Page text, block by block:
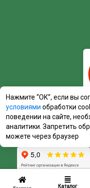
Каталог
Нажмите “ОК”, если вы
условиями обработки
поведении на сайте,
аналитики. Запретить
можете через браузер